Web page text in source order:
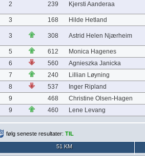
2 239 Kjersti Aanderaa
3 168 Hilde Hetland
3 308 Astrid Helen Njærheim
5 612
Monica Hagenes
6
560
Agnieszka Janicka
7
240
Lillian Løyning
8
537
Inger Ripland
9
468
Christine Olsen-Hagen
9
460 Lene Levang
følg seneste resultater: TIL
51 KM